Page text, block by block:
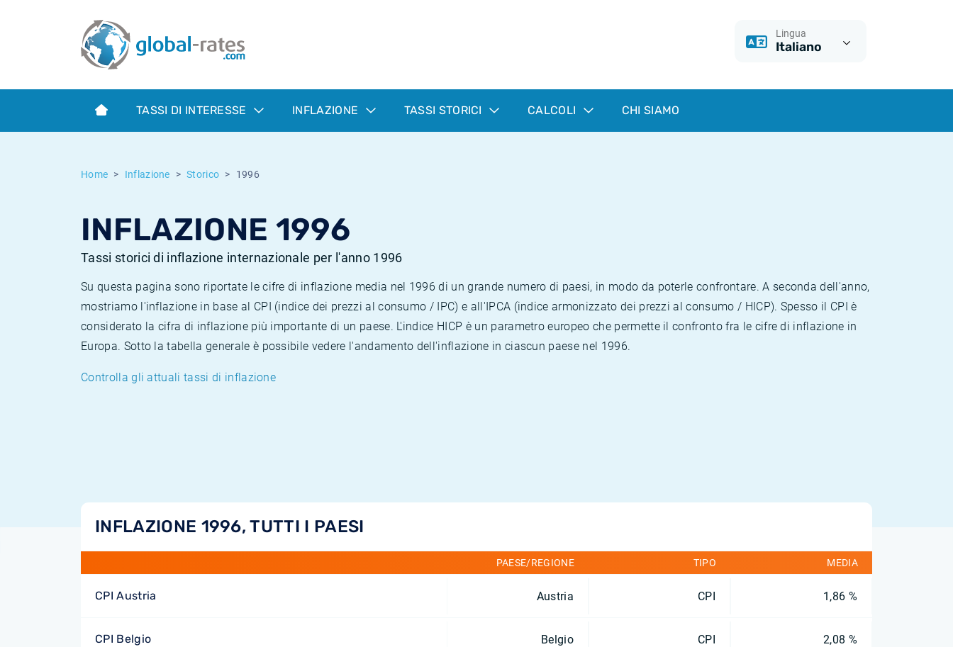
Lingua
Italiano
TASSI DI INTERESSE INFLAZIONE TASSI STORICI CALCOLI CHI SIAMO
Home Inflazione Storico 1996
INFLAZIONE 1996
Tassi storici di inflazione internazionale per l'anno 1996
Su questa pagina sono riportate le cifre di inflazione media nel 1996 di un grande numero di paesi, in modo da poterle confrontare. A seconda dell'anno,
mostriamo l'inflazione in base al CPI (indice dei prezzi al consumo / IPC) e all'IPCA (indice armonizzato dei prezzi al consumo / HICP). Spesso il CPI è
considerato la cifra di inflazione più importante di un paese. L'indice HICP è un parametro europeo che permette il confronto fra le cifre di inflazione in
Europa. Sotto la tabella generale è possibile vedere l'andamento dell'inflazione in ciascun paese nel 1996.
Controlla gli attuali tassi di inflazione
INFLAZIONE 1996, TUTTI I PAESI
PAESE/REGIONE TIPO MEDIA
CPI Austria Austria CPI 1,86 %
CPI Belgio Belgio CPI 2,08 %
Term SOFR
Cos'è l'inflazione CPI?
Cos'è l'inflazione HICP?
Inflazione Svizzera
Tassi storici Euribor
Tassi storici di ESTER
Tassi di inflazione storici
Calcolatore dell’inflazione